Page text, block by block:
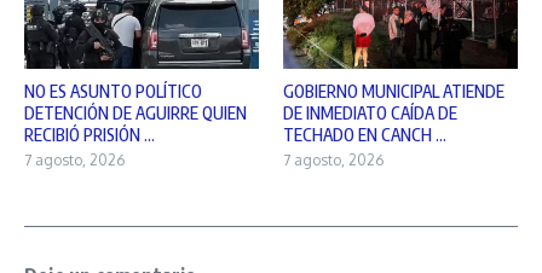
NO ES ASUNTO POLÍTICO
DETENCIÓN DE AGUIRRE QUIEN
RECIBIÓ PRISIÓN ...
7 agosto, 2026
GOBIERNO MUNICIPAL ATIENDE
DE INMEDIATO CAÍDA DE
TECHADO EN CANCH ...
7 agosto, 2026